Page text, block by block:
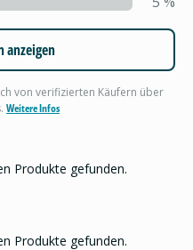
anzeigen
von verifizierten Käufern über
Weitere Infos
Produkte gefunden.
Produkte gefunden.